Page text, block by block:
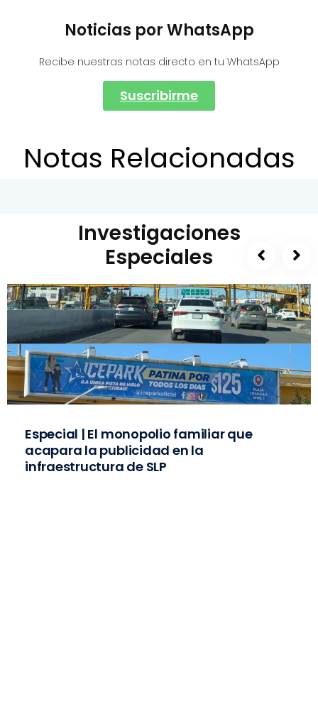
Noticias por WhatsApp
Recibe nuestras notas directo en tu WhatsApp
Suscribirme
Notas Relacionadas
Investigaciones
Especiales
Especial | El monopolio familiar que
acapara la publicidad en la
infraestructura de SLP